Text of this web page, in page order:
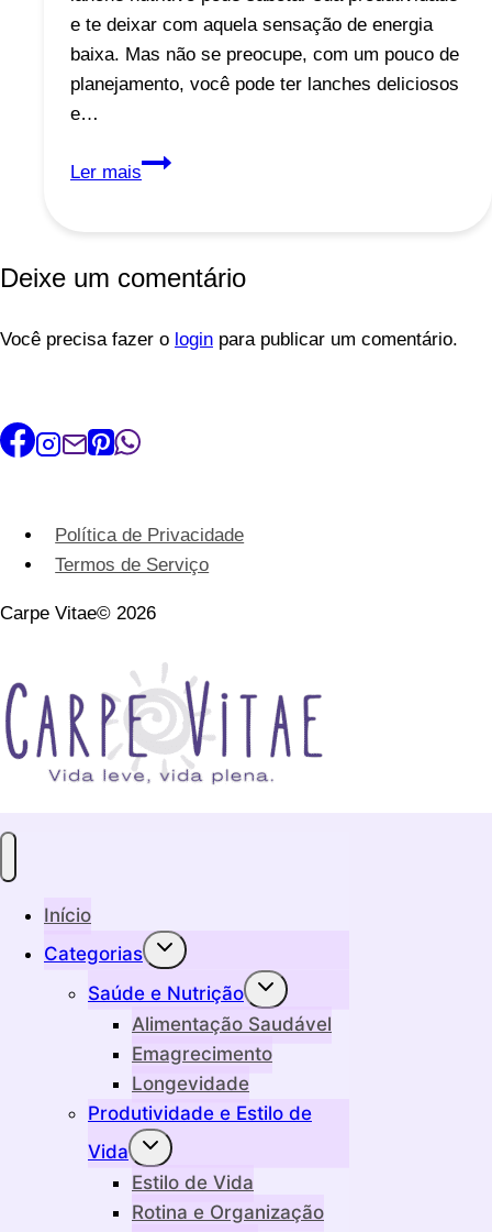
e te deixar com aquela sensação de energia
baixa. Mas não se preocupe, com um pouco de
planejamento, você pode ter lanches deliciosos
e…
Ler mais
5
Levar
Trabalho
Deixe um comentário
Você precisa fazer o login para publicar um comentário.
Política de Privacidade
Termos de Serviço
Carpe Vitae© 2026
Início
Categorias
Alternar
menu
Saúde e Nutrição
Alternar
menu
filho
Alimentação Saudável
Emagrecimento
Longevidade
Produtividade e Estilo de
Vida
Alternar
menu
filho
Estilo de Vida
Rotina e Organização